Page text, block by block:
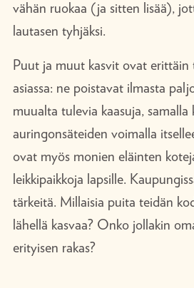
vähän ruokaa (ja sitten lisää),
lautasen tyhjäksi.
Puut ja muut kasvit ovat erittäin
asiassa: ne poistavat ilmasta
muualta tulevia kaasuja, samalla
auringonsäteiden voimalla
ovat myös monien eläinten
leikkipaikkoja lapsille.
tärkeitä. Millaisia puita teidän
lähellä kasvaa? Onko jollakin
erityisen rakas?